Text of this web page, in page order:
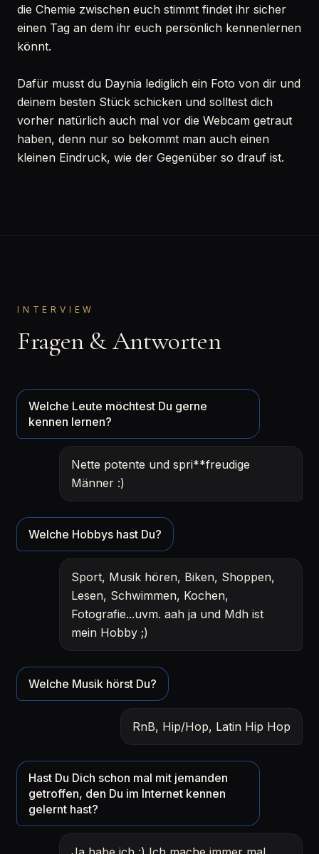
die Chemie zwischen euch stimmt findet ihr sicher
einen Tag an dem ihr euch persönlich kennenlernen
könnt.
Dafür musst du Daynia lediglich ein Foto von dir und
deinem besten Stück schicken und solltest dich
vorher natürlich auch mal vor die Webcam getraut
haben, denn nur so bekommt man auch einen
kleinen Eindruck, wie der Gegenüber so drauf ist.
INTERVIEW
Fragen & Antworten
Welche Leute möchtest Du gerne
kennen lernen?
Nette potente und spri**freudige
Männer :)
Welche Hobbys hast Du?
Sport, Musik hören, Biken, Shoppen,
Lesen, Schwimmen, Kochen,
Fotografie...uvm. aah ja und Mdh ist
mein Hobby ;)
Welche Musik hörst Du?
RnB, Hip/Hop, Latin Hip Hop
Hast Du Dich schon mal mit jemanden
getroffen, den Du im Internet kennen
gelernt hast?